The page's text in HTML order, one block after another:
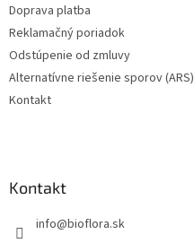
Doprava platba
Reklamačný poriadok
Odstúpenie od zmluvy
Alternatívne riešenie sporov (ARS)
Kontakt
Kontakt
info@bioflora.sk